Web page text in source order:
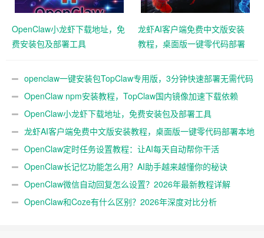
OpenClaw小龙虾下载地址，免
费安装包及部署工具
龙虾AI客户端免费中文版安装
教程，桌面版一键零代码部署
openclaw一键安装包TopClaw专用版，3分钟快速部署无需代码
基础OpenClaw npm安装教程，TopClaw国内镜像加速下载依赖
OpenClaw小龙虾下载地址，免费安装包及部署工具
龙虾AI客户端免费中文版安装教程，桌面版一键零代码部署本地
大模型3分钟实测
OpenClaw定时任务设置教程：让AI每天自动帮你干活
OpenClaw长记忆功能怎么用？AI助手越来越懂你的秘诀
OpenClaw微信自动回复怎么设置？2026年最新教程详解
OpenClaw和Coze有什么区别？2026年深度对比分析